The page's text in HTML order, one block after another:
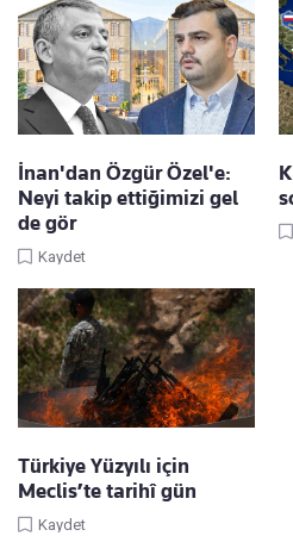
İnan'dan Özgür Özel'e:
Neyi takip ettiğimizi gel
de gör
Kaydet
Türkiye Yüzyılı için
Meclis’te tarihî gün
Kaydet